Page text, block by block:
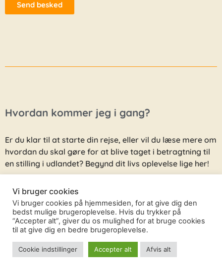
Send besked
Hvordan kommer jeg i gang?
Er du klar til at starte din rejse, eller vil du læse mere om
hvordan du skal gøre for at blive taget i betragtning til
en stilling i udlandet? Begynd dit livs oplevelse lige her!
Se hvordan her
Vi bruger cookies
Vi bruger cookies på hjemmesiden, for at give dig den
bedst mulige brugeroplevelse. Hvis du trykker på
“Accepter alt”, giver du os mulighed for at bruge cookies
til at give dig en bedre brugeroplevelse.
Cookie indstillinger Accepter alt Afvis alt